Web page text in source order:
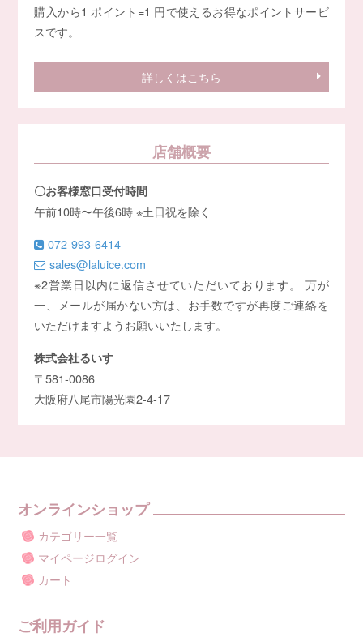
購入から1 ポイント=1 円で使えるお得なポイントサービ
スです。
詳しくはこちら
店舗概要
〇お客様窓口受付時間
午前10時〜午後6時 ※土日祝を除く
072-993-6414
sales@laluice.com
※2営業日以内に返信させていただいております。 万が
一、メールが届かない方は、お手数ですが再度ご連絡を
いただけますようお願いいたします。
株式会社るいす
〒581-0086
大阪府八尾市陽光園2-4-17
オンラインショップ
カテゴリー一覧
マイページログイン
カート
ご利用ガイド